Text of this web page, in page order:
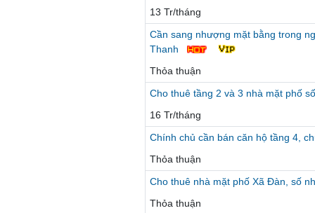
13 Tr/tháng
Cần sang nhượng mặt bằng trong
Thanh
Thỏa thuận
Cho thuê tầng 2 và 3 nhà mặt phố
16 Tr/tháng
Chính chủ cần bán căn hộ tầng 4,
Thỏa thuận
Cho thuê nhà mặt phố Xã Đàn, số
Thỏa thuận